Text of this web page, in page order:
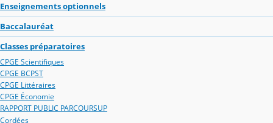
Enseignements optionnels
Baccalauréat
Classes préparatoires
CPGE Scientifiques
CPGE BCPST
CPGE Littéraires
CPGE Économie
RAPPORT PUBLIC PARCOURSUP
Cordées